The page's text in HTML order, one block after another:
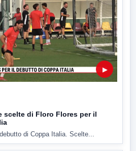
▶
scelte di Floro Flores per il
di Coppa Italia. Scelte...